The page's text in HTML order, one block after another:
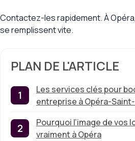
Contactez-les rapidement. À
se remplissent vite.
PLAN DE L'ARTICLE
Les services clés pour
entreprise à Opéra-
Pourquoi l’image de vos
vraiment à Opéra